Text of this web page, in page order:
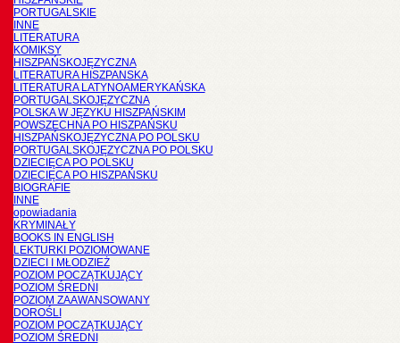
PORTUGALSKIE
INNE
LITERATURA
KOMIKSY
HISZPAŃSKOJĘZYCZNA
LITERATURA HISZPANSKA
LITERATURA LATYNOAMERYKAŃSKA
PORTUGALSKOJĘZYCZNA
POLSKA W JĘZYKU HISZPAŃSKIM
POWSZECHNA PO HISZPAŃSKU
HISZPAŃSKOJĘZYCZNA PO POLSKU
PORTUGALSKOJĘZYCZNA PO POLSKU
DZIECIĘCA PO POLSKU
DZIECIĘCA PO HISZPAŃSKU
BIOGRAFIE
INNE
opowiadania
KRYMINAŁY
BOOKS IN ENGLISH
LEKTURKI POZIOMOWANE
DZIECI I MŁODZIEŻ
POZIOM POCZĄTKUJĄCY
POZIOM ŚREDNI
POZIOM ZAAWANSOWANY
DOROŚLI
POZIOM POCZĄTKUJĄCY
POZIOM ŚREDNI